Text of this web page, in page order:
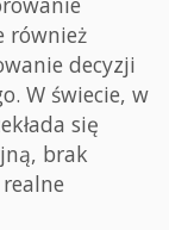
również
decyzji
W świecie, w
się
brak